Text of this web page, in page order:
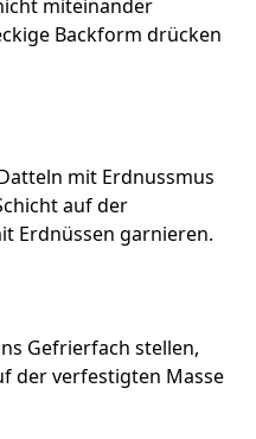
miteinander
Backform drücken
mit Erdnussmus
auf der
Erdnüssen garnieren.
Gefrierfach stellen,
der verfestigten Masse